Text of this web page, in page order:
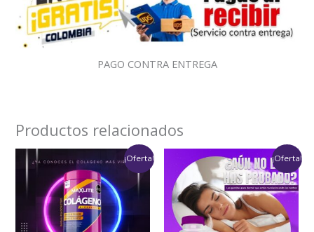
PAGO CONTRA ENTREGA
Productos relacionados
¡Oferta!
Rango
de
precios:
desde
$89,900
hasta
$179,800
¡Oferta!
Rango
de
precios:
desde
$79,900
hasta
$159,800